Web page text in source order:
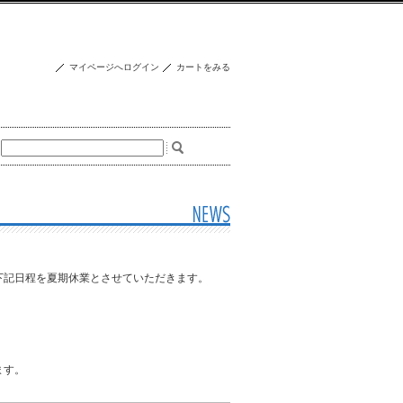
マイページへログイン カートをみる
日程を夏期休業とさせていただきます。
。